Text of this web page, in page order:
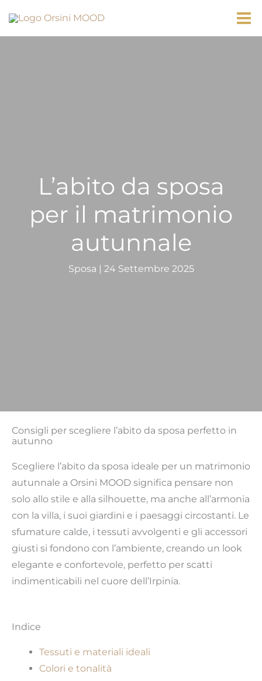
contenuto
L’abito da sposa
per il matrimonio
autunnale
Sposa 24 Settembre 2025
Consigli per scegliere l’abito da sposa perfetto in
autunno
Scegliere l’abito da sposa ideale per un matrimonio
autunnale a Orsini MOOD significa pensare non
solo allo stile e alla silhouette, ma anche all’armonia
con la villa, i suoi giardini e i paesaggi circostanti. Le
sfumature calde, i tessuti avvolgenti e gli accessori
giusti si fondono con l’ambiente, creando un look
elegante e confortevole, perfetto per scatti
indimenticabili nel cuore dell’Irpinia.
Indice
Tessuti e materiali ideali
Colori e tonalità